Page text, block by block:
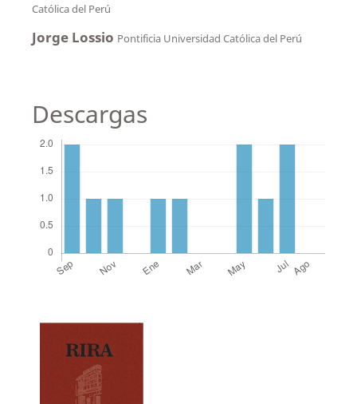
Católica del Perú
Jorge Lossio Pontificia Universidad Católica del Perú
Descargas